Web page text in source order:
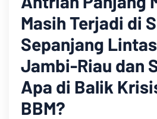
Masih Terjadi di
Sepanjang
Jambi-Riau dan
Apa di Balik
BBM?